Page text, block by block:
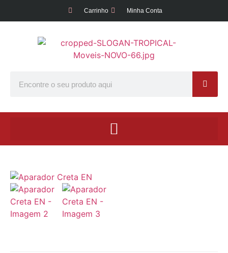
Carrinho Minha Conta